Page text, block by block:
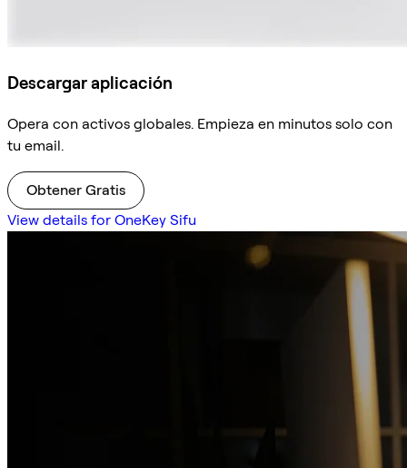
Descargar aplicación
Opera con activos globales. Empieza en minutos solo con
tu email.
Obtener Gratis
View details for OneKey Sifu